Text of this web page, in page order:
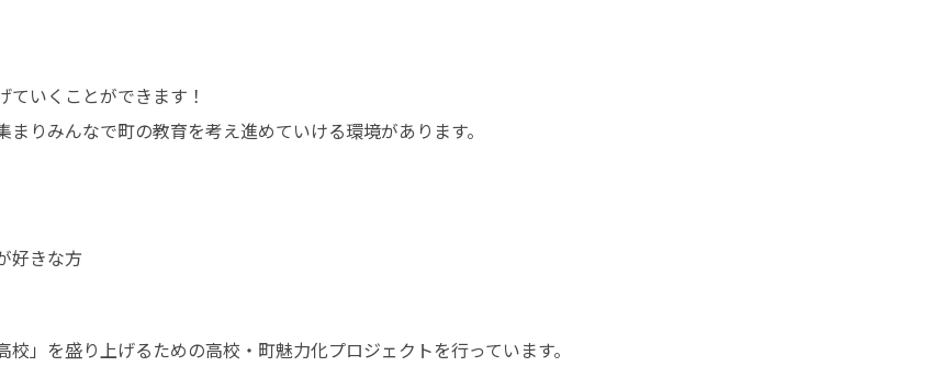
ていくことができます！
りみんなで町の教育を考え進めていける環境があります。
好きな方
」を盛り上げるための高校・町魅力化プロジェクトを行っています。